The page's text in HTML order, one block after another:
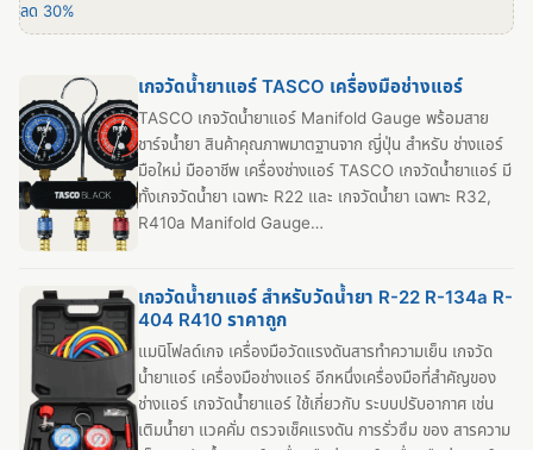
ลด 30%
เกจวัดน้ํายาแอร์ TASCO เครื่องมือช่างแอร์
TASCO เกจวัดน้ำยาแอร์ Manifold Gauge พร้อมสาย
ชาร์จน้ำยา สินค้าคุณภาพมาตฐานจาก ญี่ปุ่น สำหรับ ช่างแอร์
มือใหม่ มืออาชีพ เครื่องช่างแอร์ TASCO เกจวัดน้ำยาแอร์ มี
ทั้งเกจวัดน้ำยา เฉพาะ R22 และ เกจวัดน้ำยา เฉพาะ R32,
R410a Manifold Gauge…
เกจวัดน้ำยาแอร์ สำหรับวัดน้ำยา R-22 R-134a R-
404 R410 ราคาถูก
แมนิโฟลด์เกจ เครื่องมือวัดแรงดันสารทำความเย็น เกจวัด
น้ำยาแอร์ เครื่องมือช่างแอร์ อีกหนึ่งเครื่องมือที่สำคัญของ
ช่างแอร์ เกจวัดน้ำยาแอร์ ใช้เกี่ยวกับ ระบบปรับอากาศ เช่น
เติมน้ำยา แวคคั่ม ตรวจเช็คแรงดัน การรั่วซึม ของ สารความ